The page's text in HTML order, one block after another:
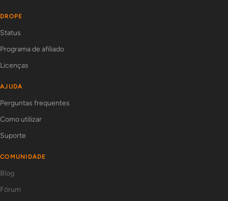
DROPE
Status
Programa de afiliado
Licenças
AJUDA
Perguntas frequentes
Como utilizar
Suporte
COMUNIDADE
Blog
Fórum